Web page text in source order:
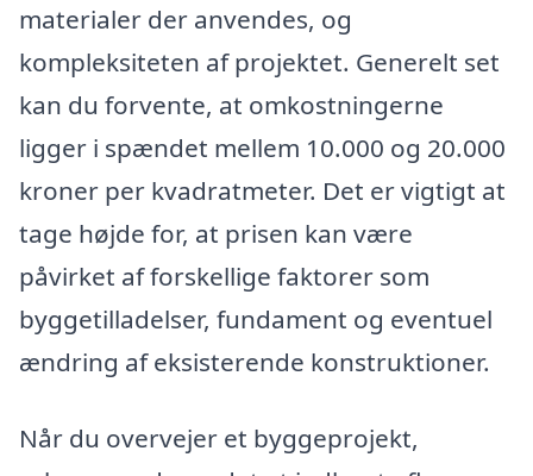
materialer der anvendes, og
kompleksiteten af projektet. Generelt set
kan du forvente, at omkostningerne
ligger i spændet mellem 10.000 og 20.000
kroner per kvadratmeter. Det er vigtigt at
tage højde for, at prisen kan være
påvirket af forskellige faktorer som
byggetilladelser, fundament og eventuel
ændring af eksisterende konstruktioner.
Når du overvejer et byggeprojekt,